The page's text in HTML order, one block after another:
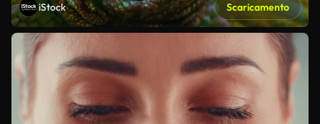
iStock Scaricamento